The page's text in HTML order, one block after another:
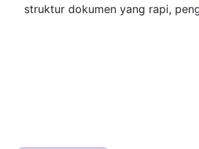
struktur dokumen yang rapi,